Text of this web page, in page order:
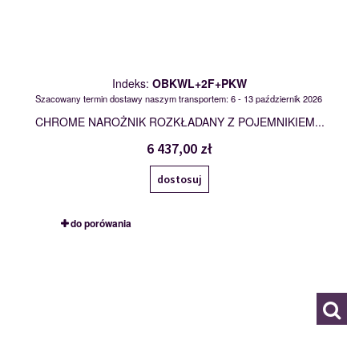
Indeks: OBKWL+2F+PKW
Szacowany termin dostawy naszym transportem: 6 - 13 październik 2026
CHROME NAROŻNIK ROZKŁADANY Z POJEMNIKIEM...
6 437,00 zł
dostosuj
do porówania